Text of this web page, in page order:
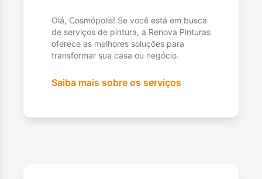
Olá, Cosmópolis! Se você está em busca
de serviços de pintura, a Renova Pinturas
oferece as melhores soluções para
transformar sua casa ou negócio.
Saiba mais sobre os serviços